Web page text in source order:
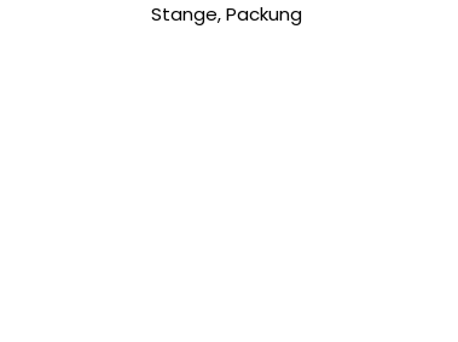
Stange, Packung